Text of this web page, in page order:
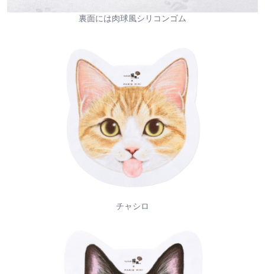
裏面には肉球風シリコンゴム
チャシロ